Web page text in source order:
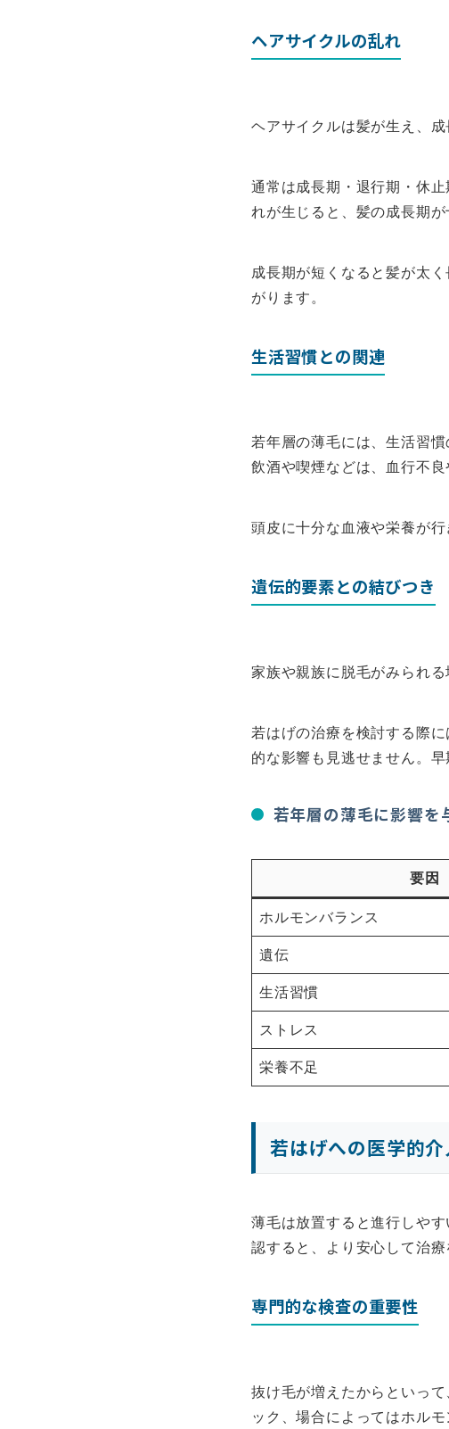
ヘアサイクルの乱れ
ヘアサイクルは髪が生え、
通常は成長期・退行期・休
れが生じると、髪の成長期
成長期が短くなると髪が太
がります。
生活習慣との関連
若年層の薄毛には、生活習
飲酒や喫煙などは、血行不
頭皮に十分な血液や栄養が
遺伝的要素との結びつき
家族や親族に脱毛がみられ
若はげの治療を検討する際
的な影響も見逃せません。
若年層の薄毛に影響を
要因
ホルモンバランス
遺伝
生活習慣
ストレス
栄養不足
若はげへの医学的
薄毛は放置すると進行しや
認すると、より安心して治療
専門的な検査の重要性
抜け毛が増えたからといっ
ック、場合によってはホル